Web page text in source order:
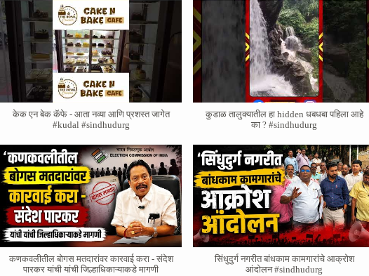
केक एन बेक कॅफे - आता नव्या आणि प्रशस्त जागेत
#kudal #sindhudurg
कुडाळ तालुक्यातील हा hidden धबधबा पहिला आहे
का ? #sindhudurg
कणकवलीतील बोगस मतदारांवर‌ कारवाई करा - संदेश
पारकर यांची यांची जिल्हाधिकाऱ्याकडे मागणी
सिंधुदुर्ग नगरीत बांधकाम कामगारांचे आक्रोश
आंदोलन #sindhudurg